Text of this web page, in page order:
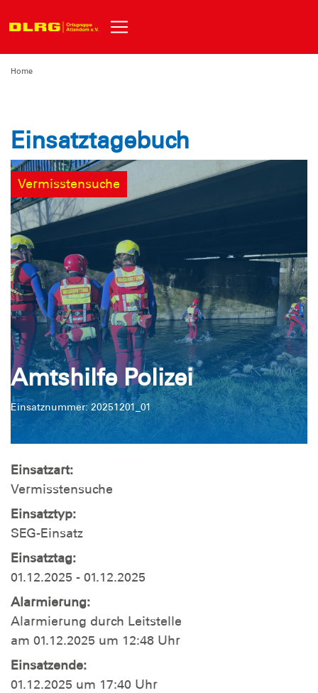
Home
Einsatztagebuch
Vermisstensuche
Amtshilfe Polizei
Einsatznummer: 20251201_01
Einsatzart:
Vermisstensuche
Einsatztyp:
SEG-Einsatz
Einsatztag:
01.12.2025 - 01.12.2025
Alarmierung:
Alarmierung durch Leitstelle
am 01.12.2025 um 12:48 Uhr
Einsatzende:
01.12.2025 um 17:40 Uhr